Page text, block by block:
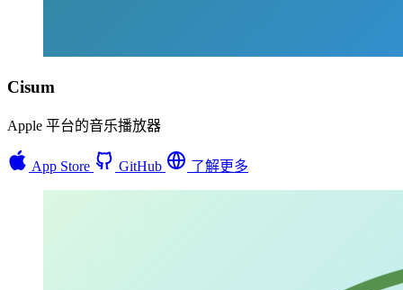
Cisum
Apple 平台的音乐播放器
App Store GitHub 了解更多